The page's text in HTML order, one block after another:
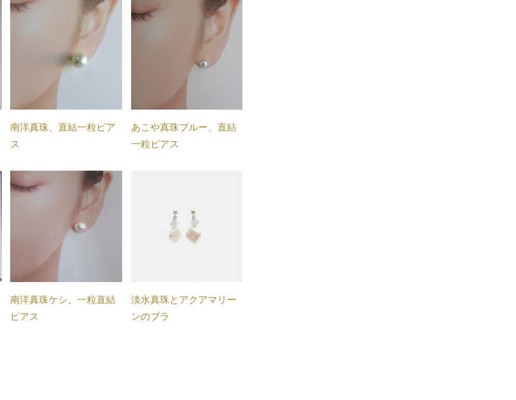
南洋真珠、直結一粒ピア
ス
あこや真珠ブルー、直結
一粒ピアス
南洋真珠ケシ、一粒直結
ピアス
淡水真珠とアクアマリー
ンのブラ